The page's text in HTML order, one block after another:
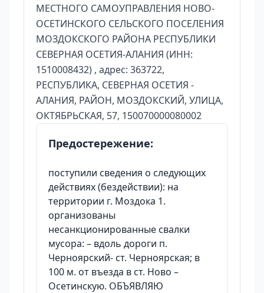
МЕСТНОГО САМОУПРАВЛЕНИЯ НОВО-
ОСЕТИНСКОГО СЕЛЬСКОГО ПОСЕЛЕНИЯ
МОЗДОКСКОГО РАЙОНА РЕСПУБЛИКИ
СЕВЕРНАЯ ОСЕТИЯ-АЛАНИЯ (ИНН:
1510008432) , адрес: 363722,
РЕСПУБЛИКА, СЕВЕРНАЯ ОСЕТИЯ -
АЛАНИЯ, РАЙОН, МОЗДОКСКИЙ, УЛИЦА,
ОКТЯБРЬСКАЯ, 57, 150070000080002
Предостережение:
поступили сведения о следующих
действиях (бездействии): на
территории г. Моздока 1.
организованы
несанкционированные свалки
мусора: – вдоль дороги п.
Черноярский- ст. Черноярская; в
100 м. от въезда в ст. Ново –
Осетинскую. ОБЪЯВЛЯЮ